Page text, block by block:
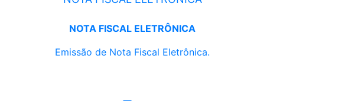
NOTA FISCAL ELETRÔNICA
Emissão de Nota Fiscal Eletrônica.